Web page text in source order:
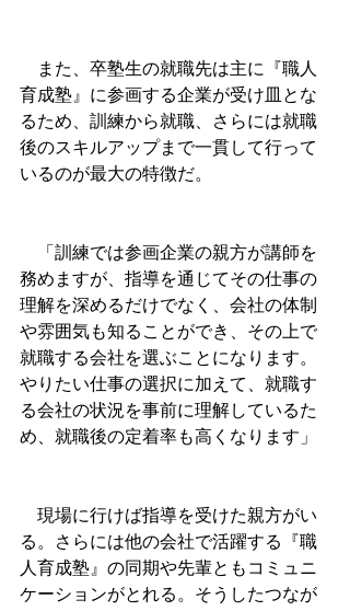
また、卒塾生の就職先は主に『職人
育成塾』に参画する企業が受け皿とな
るため、訓練から就職、さらには就職
後のスキルアップまで一貫して行って
いるのが最大の特徴だ。
「訓練では参画企業の親方が講師を
務めますが、指導を通じてその仕事の
理解を深めるだけでなく、会社の体制
や雰囲気も知ることができ、その上で
就職する会社を選ぶことになります。
やりたい仕事の選択に加えて、就職す
る会社の状況を事前に理解しているた
め、就職後の定着率も高くなります」
現場に行けば指導を受けた親方がい
る。さらには他の会社で活躍する『職
人育成塾』の同期や先輩ともコミュニ
ケーションがとれる。そうしたつなが